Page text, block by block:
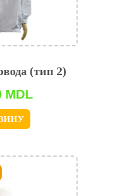
(тип 2)
MDL